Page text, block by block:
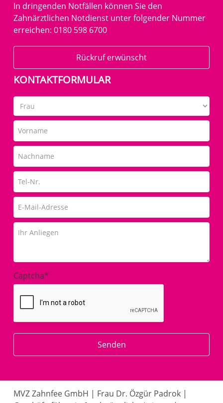
In dringenden Notfällen können Sie den
Zahnärztlichen Notdienst unter folgender Nummer
erreichen: 0180 598 6700
Rückruf erwünscht
KONTAKTFORMULAR
Captcha*
MVZ Zahnfee GmbH | Frau Dr. Özgür Padrok |